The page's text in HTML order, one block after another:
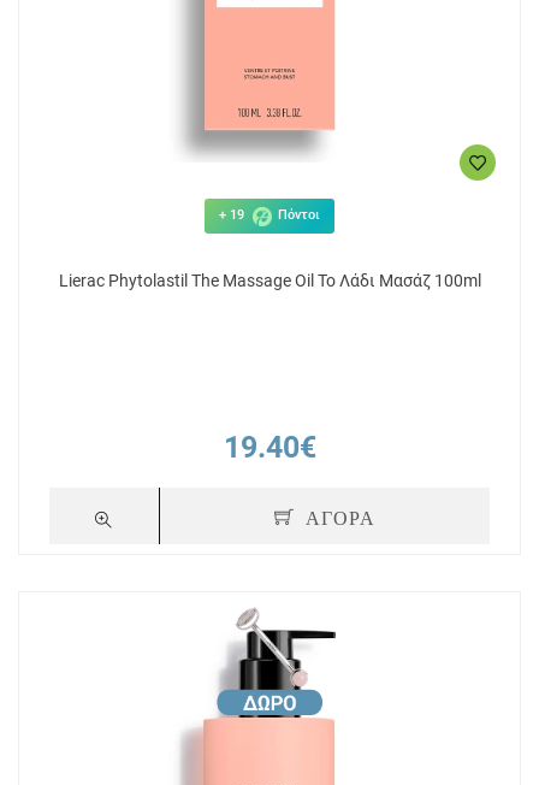
+ 19 Πόντοι
Lierac Phytolastil The Massage Oil Το Λάδι Μασάζ 100ml
19.40€
ΑΓΟΡΑ